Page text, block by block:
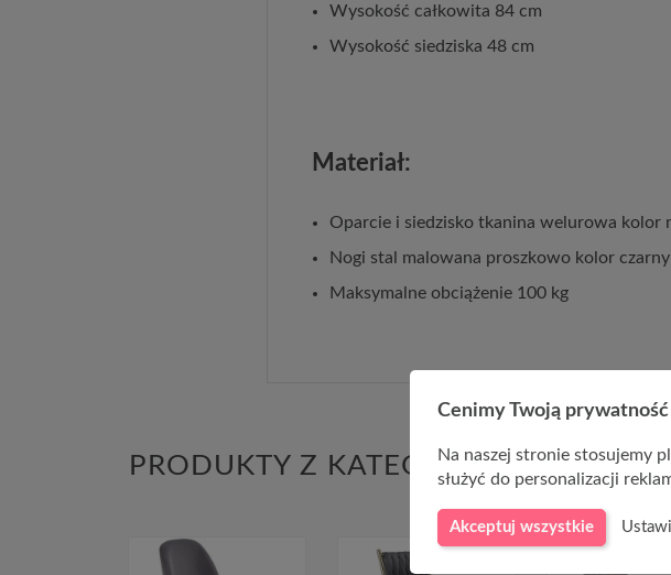
Wysokość całkowita 84 cm
Wysokość siedziska 48 cm
Materiał:
Oparcie i siedzisko tkanina welurowa kolor
Nogi stal malowana proszkowo kolor czarny
Maksymalne obciążenie 100 kg
PRODUKTY Z KATEGORII
Cenimy Twoją prywatność
Na naszej stronie stosujemy
służyć do personalizacji
Akceptuj wszystkie